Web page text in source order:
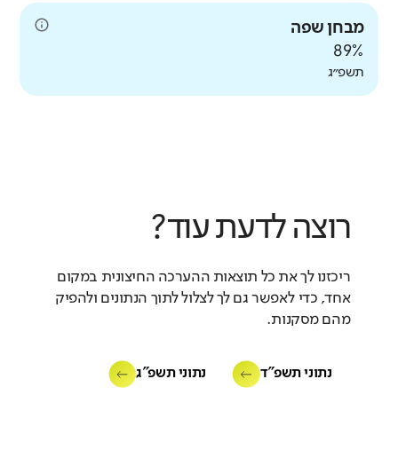
מבחן שפה
89%
תשפ״ג
רוצה לדעת עוד?
ריכזנו לך את כל תוצאות ההערכה החיצונית במקום
אחד, כדי לאפשר גם לך לצלול לתוך הנתונים ולהפיק
מהם מסקנות.
נתוני תשפ"ד נתוני תשפ"ג